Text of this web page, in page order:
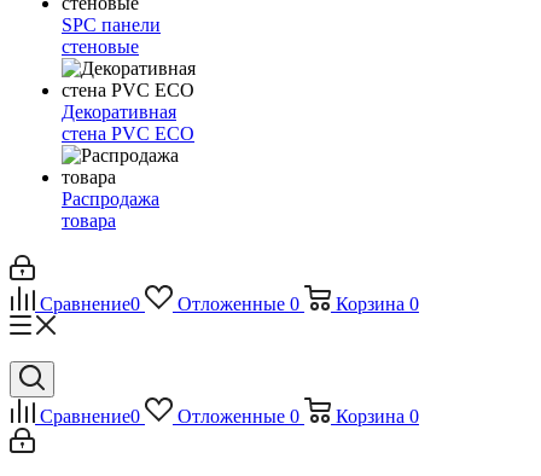
SPC панели
стеновые
Декоративная
стена PVC ECO
Распродажа
товара
Сравнение0 Отложенные 0 Корзина 0
Сравнение0 Отложенные 0 Корзина 0